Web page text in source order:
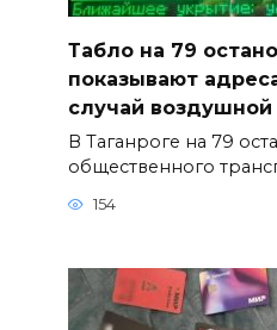
Табло на 79
показывают
случай воздушной
В Таганроге на 79
общественного
154